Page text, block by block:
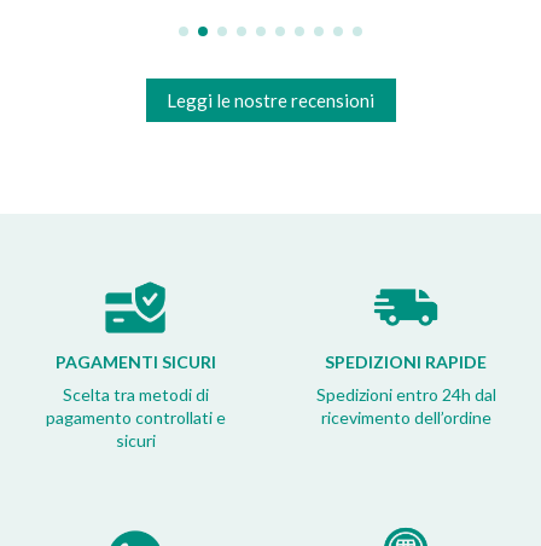
Leggi le nostre recensioni
PAGAMENTI SICURI
Scelta tra metodi di
pagamento controllati e
sicuri
SPEDIZIONI RAPIDE
Spedizioni entro 24h dal
ricevimento dell’ordine